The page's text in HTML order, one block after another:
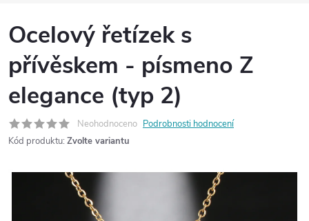
Ocelový řetízek s
přívěskem - písmeno Z
elegance (typ 2)
Neohodnoceno Podrobnosti hodnocení
Kód produktu: Zvolte variantu